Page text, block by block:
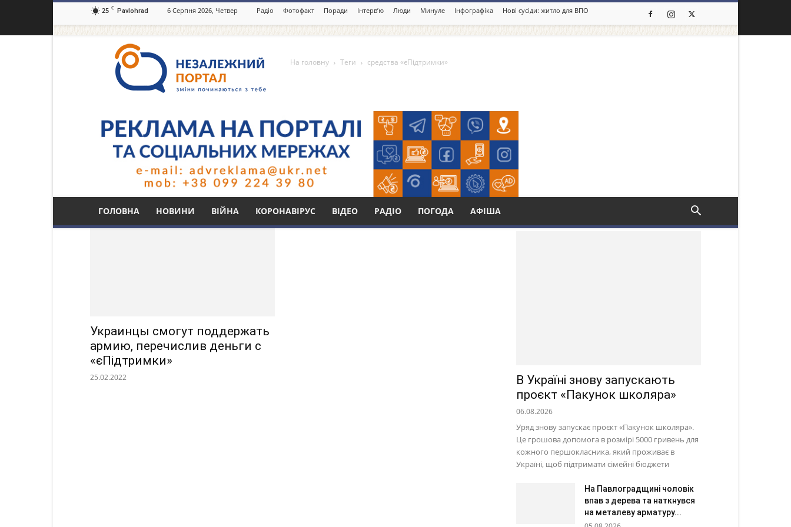
25 C Pavlohrad 6 Серпня 2026, Четвер Радіо Фотофакт Поради Інтерв’ю Люди Минуле Інфографіка Нові сусіди: житло для ВПО
портал
Павлоград.dp.ua
ГОЛОВНА НОВИНИ ВІЙНА КОРОНАВІРУС ВІДЕО РАДІО ПОГОДА АФІША
На головну Теги средства «єПідтримки»
Тег: средства «єПідтримки»
Украинцы смогут поддержать
армию, перечислив деньги с
«єПідтримки»
25.02.2022
В Україні знову запускають
проєкт «Пакунок школяра»
06.08.2026
Уряд знову запускає проєкт «Пакунок школяра».
Це грошова допомога в розмірі 5000 гривень для
кожного першокласника, який проживає в
Україні, щоб підтримати сімейні бюджети
На Павлоградщині чоловік
впав з дерева та наткнувся
на металеву арматуру...